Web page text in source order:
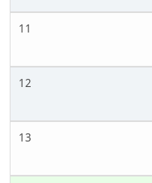
11
12
13